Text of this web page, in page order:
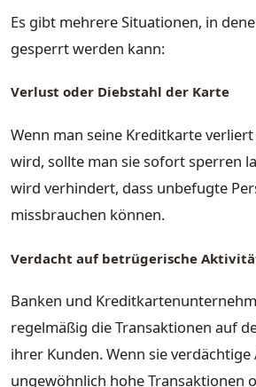
Es gibt mehrere Situationen, in
gesperrt werden kann:
Verlust oder Diebstahl der Karte
Wenn man seine Kreditkarte
wird, sollte man sie sofort sperren
wird verhindert, dass unbefugte
missbrauchen können.
Verdacht auf betrügerische
Banken und
regelmäßig die Transaktionen auf
ihrer Kunden. Wenn sie
ungewöhnlich hohe Transaktionen